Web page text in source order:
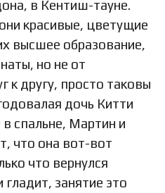
в Кентиш-тауне.
красивые, цветущие
высшее образование,
но не от
к другу, просто таковы
дочь Китти
в спальне, Мартин и
что она вот-вот
что вернулся
занятие это